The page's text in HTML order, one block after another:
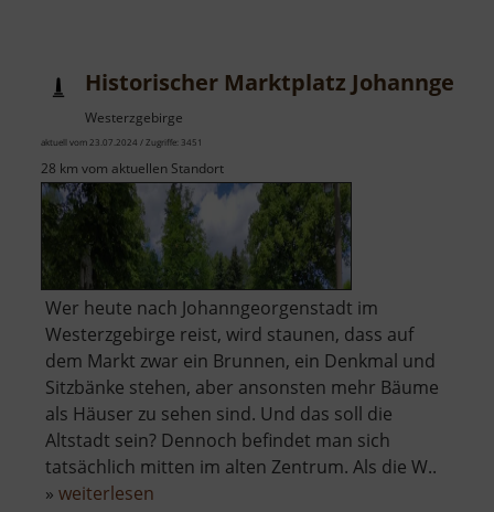
Historischer Marktplatz
Westerzgebirge
aktuell vom 23.07.2024 / Zugriffe: 3451
28 km vom aktuellen Standort
Wer heute nach Johanngeorgenstadt im
Westerzgebirge reist, wird staunen, dass auf
dem Markt zwar ein Brunnen, ein Denkmal und
Sitzbänke stehen, aber ansonsten mehr Bäume
als Häuser zu sehen sind. Und das soll die
Altstadt sein? Dennoch befindet man sich
tatsächlich mitten im alten Zentrum. Als die W..
» weiterlesen